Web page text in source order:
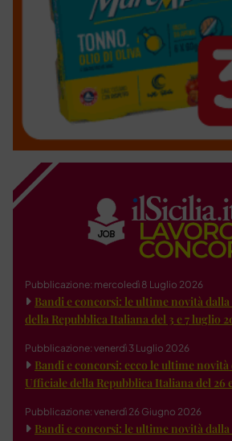
Pubblicazione: mercoledì 8 Luglio 2026
Bandi e concorsi: le ultime novità
della Repubblica Italiana del 3 e 7 luglio
Pubblicazione: venerdì 3 Luglio 2026
Bandi e concorsi: ecco le ultime novità
Ufficiale della Repubblica Italiana del 26
Pubblicazione: venerdì 26 Giugno 2026
Bandi e concorsi: le ultime novità